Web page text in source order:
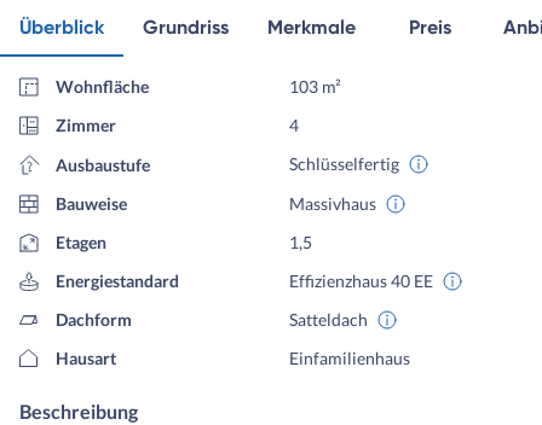
Überblick Grundriss Merkmale Preis
Wohnfläche
103 m²
Zimmer
4
Ausbaustufe
Schlüsselfertig
Bauweise
Massivhaus
Etagen
1,5
Energiestandard
Effizienzhaus 40 EE
Dachform
Satteldach
Hausart
Einfamilienhaus
Beschreibung